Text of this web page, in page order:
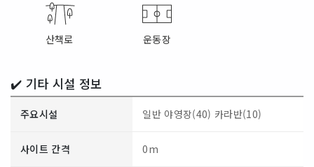
산책로 운동장
✔️ 기타 시설 정보
주요시설 일반 야영장(40) 카라반(10)
사이트 간격 0m